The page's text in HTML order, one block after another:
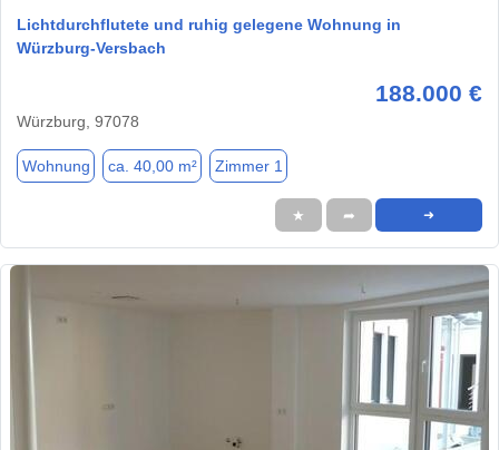
Lichtdurchflutete und ruhig gelegene Wohnung in
Würzburg-Versbach
188.000 €
Würzburg, 97078
Wohnung ca. 40,00 m² Zimmer 1
★ ➦ ➜